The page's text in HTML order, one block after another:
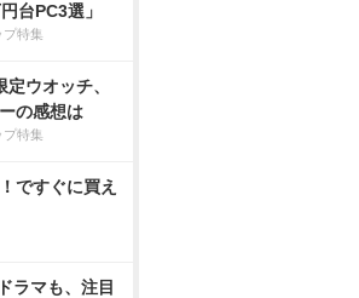
台PC3選」
プ特集
定ウオッチ、
の感想は
プ特集
ですぐに買え
ラマも、注目